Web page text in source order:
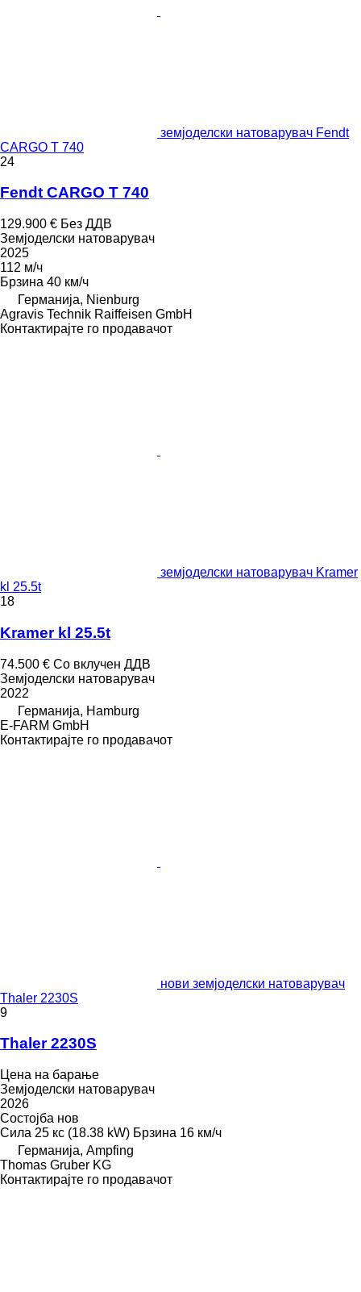
земјоделски натоварувач Fendt
CARGO T 740
24
Fendt CARGO T 740
129.900 € Без ДДВ
Земјоделски натоварувач
2025
112 м/ч
Брзина 40 км/ч
Германија, Nienburg
Agravis Technik Raiffeisen GmbH
Контактирајте го продавачот
земјоделски натоварувач Kramer
kl 25.5t
18
Kramer kl 25.5t
74.500 € Со вклучен ДДВ
Земјоделски натоварувач
2022
Германија, Hamburg
E-FARM GmbH
Контактирајте го продавачот
нови земјоделски натоварувач
Thaler 2230S
9
Thaler 2230S
Цена на барање
Земјоделски натоварувач
2026
Состојба нов
Сила 25 кс (18.38 kW) Брзина 16 км/ч
Германија, Ampfing
Thomas Gruber KG
Контактирајте го продавачот